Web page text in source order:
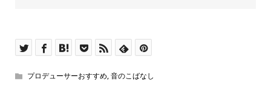
プロデューサーおすすめ,音のこばなし